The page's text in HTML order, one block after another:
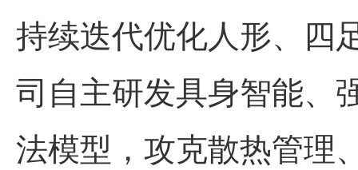
持续迭代优化人形、四
司自主研发具身智能、
法模型，攻克散热管理